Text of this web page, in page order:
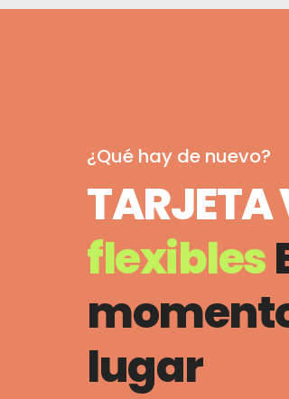
¿Qué hay de nuevo?
TARJETA
flexibles
lugar